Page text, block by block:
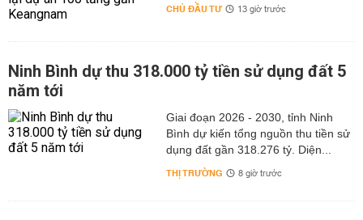
CHỦ ĐẦU TƯ 13 giờ trước
Ninh Bình dự thu 318.000 tỷ tiền sử dụng đất 5
năm tới
Giai đoạn 2026 - 2030, tỉnh Ninh
Bình dự kiến tổng nguồn thu tiền sử
dụng đất gần 318.276 tỷ. Diện...
THỊ TRƯỜNG 8 giờ trước